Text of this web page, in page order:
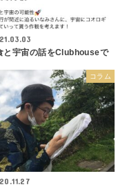
と宇宙の話をClubhouseで
コラム